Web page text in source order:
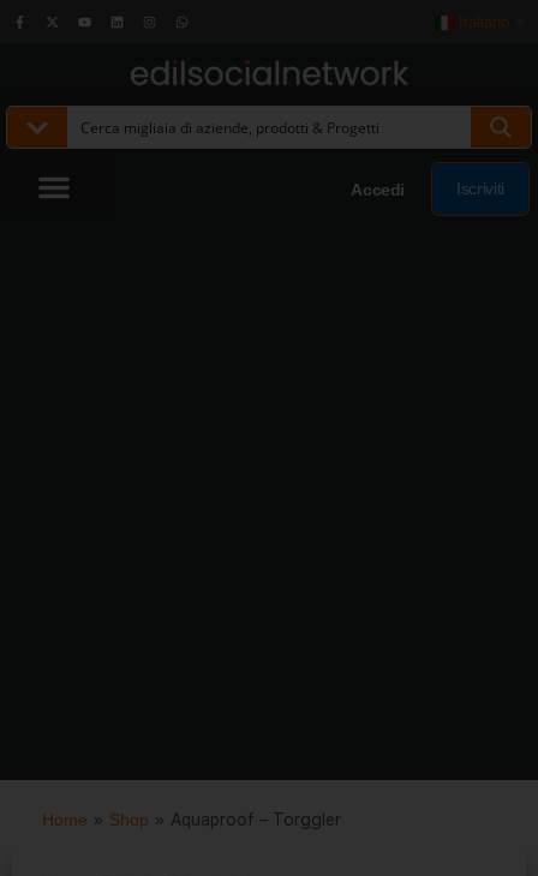
Italiano
Accedi Iscriviti
Home » Shop » Aquaproof – Torggler